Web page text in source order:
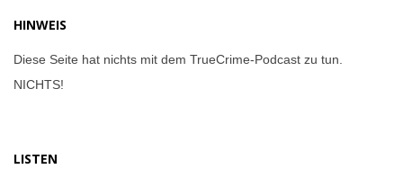
HINWEIS
Diese Seite hat nichts mit dem TrueCrime-Podcast zu tun.
NICHTS!
LISTEN